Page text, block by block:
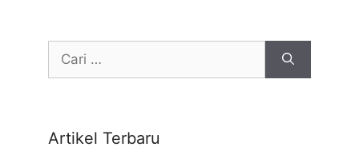
Cari
Artikel Terbaru